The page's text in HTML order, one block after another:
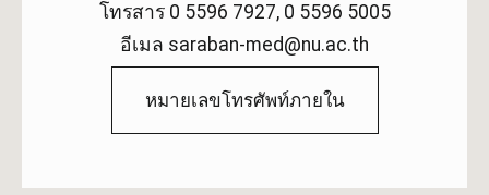
โทรสาร 0 5596 7927, 0 5596 5005
อีเมล saraban-med@nu.ac.th
หมายเลขโทรศัพท์ภายใน